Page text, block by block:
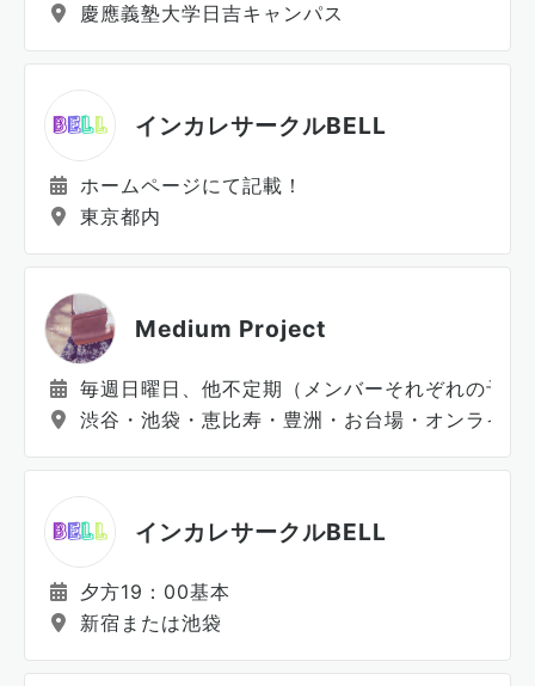
慶應義塾大学日吉キャンパス
インカレサークルBELL
ホームページにて記載！
東京都内
Medium Project
毎週日曜日、他不定期（メンバーそれぞれの予
渋谷・池袋・恵比寿・豊洲・お台場・オンライン
インカレサークルBELL
夕方19：00基本
新宿または池袋